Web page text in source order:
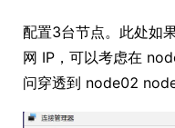
配置3台节点。此处如
网 IP，可以考虑在
问穿透到 node02